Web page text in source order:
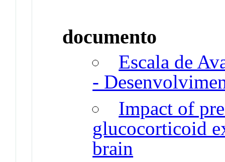
documento
Escala de
-
Impact of
glucocorticoid
brain